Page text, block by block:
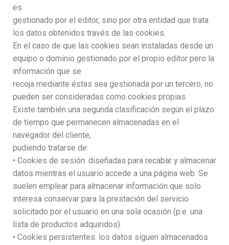
es
gestionado por el editor, sino por otra entidad que trata
los datos obtenidos través de las cookies.
En el caso de que las cookies sean instaladas desde un
equipo o dominio gestionado por el propio editor pero la
información que se
recoja mediante éstas sea gestionada por un tercero, no
pueden ser consideradas como cookies propias.
Existe también una segunda clasificación según el plazo
de tiempo que permanecen almacenadas en el
navegador del cliente,
pudiendo tratarse de:
• Cookies de sesión: diseñadas para recabar y almacenar
datos mientras el usuario accede a una página web. Se
suelen emplear para almacenar información que solo
interesa conservar para la prestación del servicio
solicitado por el usuario en una sola ocasión (p.e. una
lista de productos adquiridos).
• Cookies persistentes: los datos siguen almacenados